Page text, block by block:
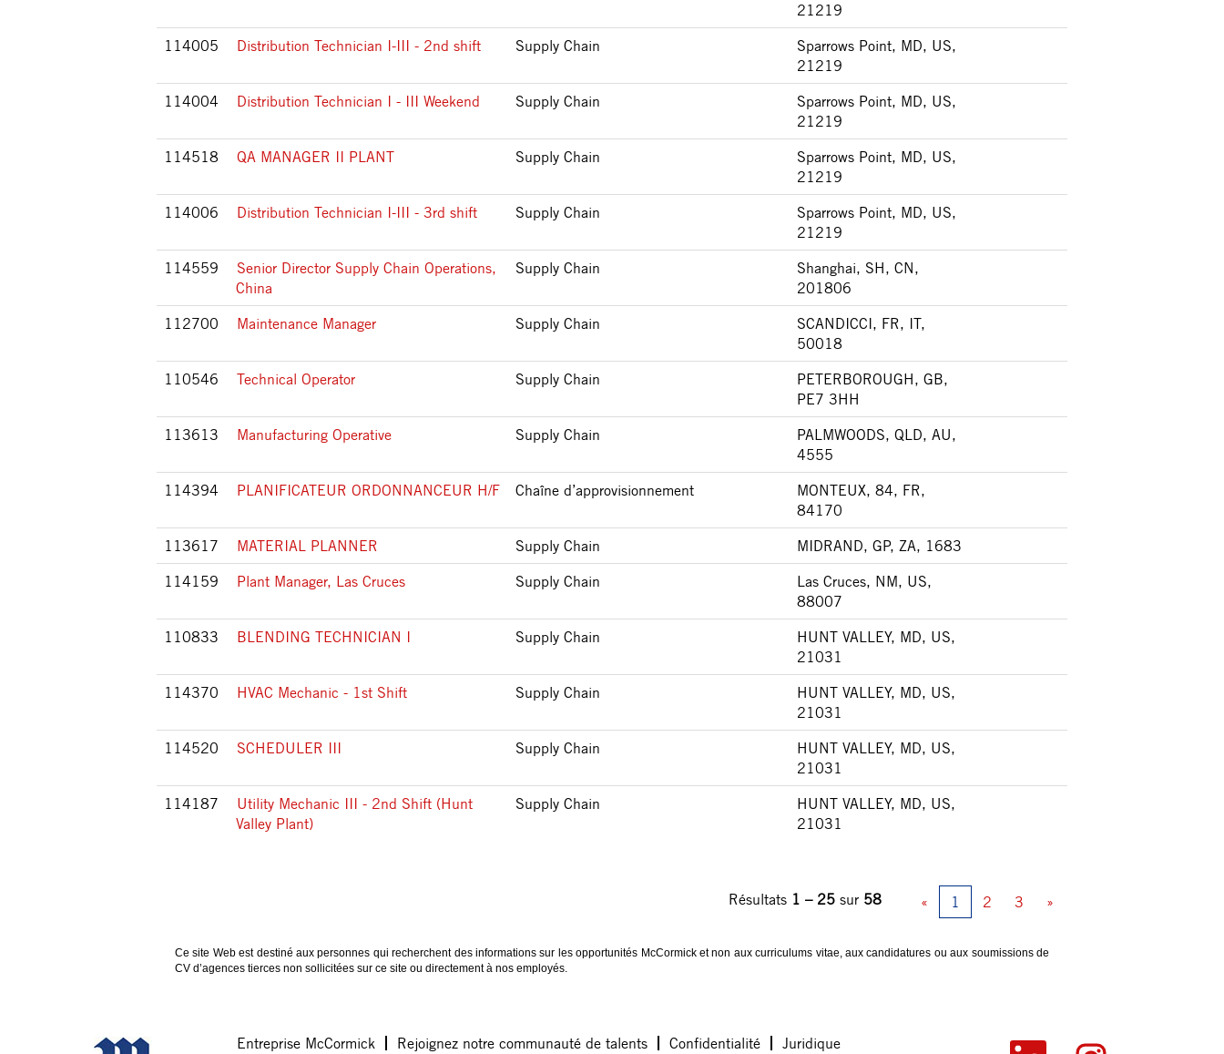
21219
114005
Distribution Technician I-III - 2nd shift Supply Chain
Sparrows Point, MD, US,
21219
114004
Distribution Technician I - III Weekend Supply Chain
Sparrows Point, MD, US,
21219
114518
QA MANAGER II PLANT Supply Chain
Sparrows Point, MD, US,
21219
114006
Distribution Technician I-III - 3rd shift Supply Chain
Sparrows Point, MD, US,
21219
114559
Senior Director Supply Chain Operations,
China
Supply Chain
Shanghai, SH, CN,
201806
112700
Maintenance Manager Supply Chain
SCANDICCI, FR, IT,
50018
110546
Technical Operator Supply Chain
PETERBOROUGH, GB,
PE7 3HH
113613
Manufacturing Operative Supply Chain
PALMWOODS, QLD, AU,
4555
114394
PLANIFICATEUR ORDONNANCEUR H/F Chaîne d’approvisionnement
MONTEUX, 84, FR,
84170
113617
MATERIAL PLANNER Supply Chain
MIDRAND, GP, ZA, 1683
114159
Plant Manager, Las Cruces Supply Chain
Las Cruces, NM, US,
88007
110833
BLENDING TECHNICIAN I Supply Chain
HUNT VALLEY, MD, US,
21031
114370
HVAC Mechanic - 1st Shift Supply Chain
HUNT VALLEY, MD, US,
21031
114520
SCHEDULER III Supply Chain
HUNT VALLEY, MD, US,
21031
114187
Utility Mechanic III - 2nd Shift (Hunt
Valley Plant)
Supply Chain
HUNT VALLEY, MD, US,
21031
Résultats 1 – 25 sur 58 « 1 2 3 »
Ce site Web est destiné aux personnes qui recherchent des informations sur les opportunités McCormick et non aux curriculums vitae, aux candidatures ou aux soumissions de
CV d’agences tierces non sollicitées sur ce site ou directement à nos employés.
Entreprise McCormick Rejoignez notre communauté de talents Confidentialité Juridique
S
S